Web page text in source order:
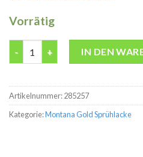
Vorrätig
IN DEN
Artikelnummer:285257
Kategorie:Montana Gold Sprühlacke